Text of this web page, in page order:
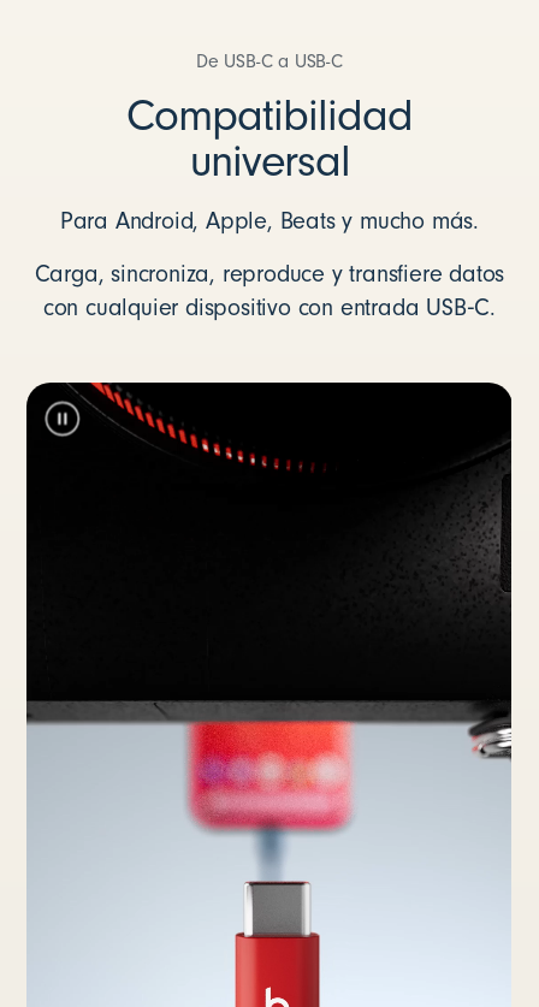
De USB-C a USB-C
Compatibilidad
universal
Para Android, Apple, Beats y mucho más.
Carga, sincroniza, reproduce y transfiere datos
con cualquier dispositivo con entrada USB‑C.